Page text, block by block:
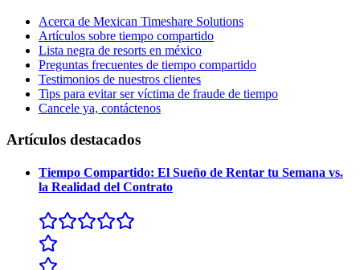
Acerca de Mexican Timeshare Solutions
Artículos sobre tiempo compartido
Lista negra de resorts en méxico
Preguntas frecuentes de tiempo compartido
Testimonios de nuestros clientes
Tips para evitar ser víctima de fraude de tiempo
Cancele ya, contáctenos
Artículos destacados
Tiempo Compartido: El Sueño de Rentar tu Semana vs.
la Realidad del Contrato